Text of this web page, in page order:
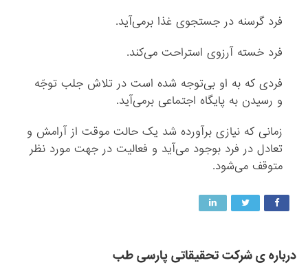
فرد گرسنه در جستجوی غذا برمی‌آید.
فرد خسته آرزوی استراحت می‌کند.
فردی که به او بی‌توجه شده است در تلاش جلب توجّه
و رسیدن به پایگاه اجتماعی برمی‌آید.
زمانی که نیازی برآورده شد یک حالت موقت از آرامش و
تعادل در فرد بوجود می‌آید و فعالیت در جهت مورد نظر
متوقف می‌شود.
درباره ی شرکت تحقیقاتی پارسی طب